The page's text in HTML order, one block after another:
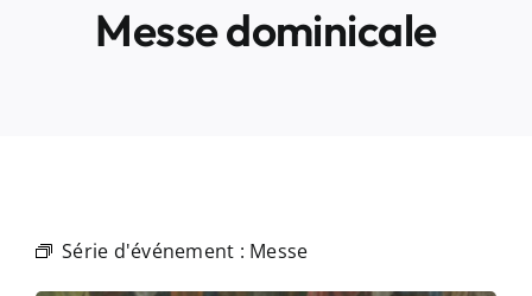
Messe dominicale
Série d'événement : Messe